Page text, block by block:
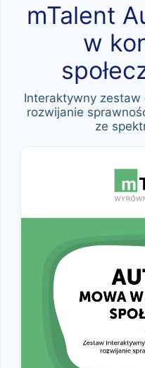
mTalent
w
Interaktywny zestaw
rozwijanie
ze